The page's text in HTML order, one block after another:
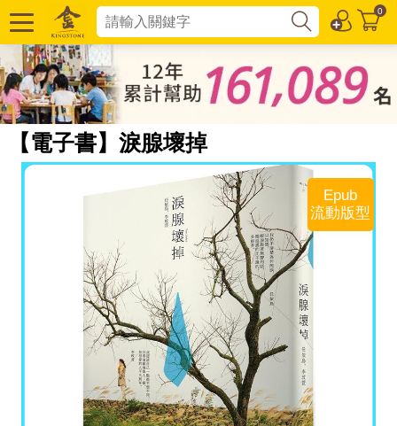
0
【電子書】淚腺壞掉
Epub
流動版型